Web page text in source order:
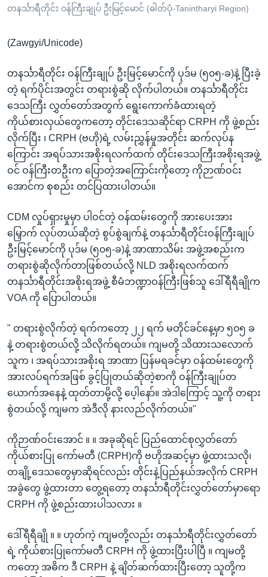
ကြည့်
ရှာဖွေ
နေရာ
သို့
ကျော်
ရန်
တနင်္သာရီတိုင်း ဝန်ကြီးချုပ် ဦးမြင့်မောင် (ဓါတ်ပုံ-Tanintharyi Region)
(Zawgyi/Unicode)
တနင်္သာရီတိုင်း ဝန်ကြီးချုပ် ဦးမြင့်မောင်ကို ပုဒ်မ (၅၀၅-ခ)နဲ့ ပြီးခဲ့
တဲ့ ရက်ပိုင်းအတွင်း တရားစွဲဆို လိုက်ပါတယ်။ တနင်္သာရီတိုင်း
ဒေသကြီး လွှတ်တော်အတွက် ရွေးကောက်ခံထားရတဲ့
ကိုယ်စားလှယ်တွေကတော့ တိုင်းဒေသဆိုင်ရာ CRPH ကို ဖွဲ့စည်း
လိုက်ပြီး ၊ CRPH (ဗဟို)ရဲ့ လမ်းညွှန်မှုအတိုင်း ဆက်လုပ်န
ကြောင်း အရပ်သားအစိုးရလက်ထက် တိုင်းဒေသကြီးအစိုးရအဖွဲ့
ဝင် ဝန်ကြီးတဦးက ပြောတဲ့အကြောင်းကိုတော့ ကိုဉာဏ်ဝင်း
အောင်က စုစည်း တင်ပြထားပါတယ်။
CDM လှုပ်ရှားမှုမှာ ပါဝင်တဲ့ ဝန်ထမ်းတွေကို အားပေးအား
မြှောက် လုပ်တယ်ဆိုတဲ့ စွပ်စွဲချက်နဲ့ တနင်္သာရီတိုင်းဝန်ကြီးချုပ်
ဦးမြင့်မောင်ကို ပုဒ်မ (၅၀၅-ခ)နဲ့ အာဏာသိမ်း အဖွဲ့အစည်းက
တရားစွဲဆိုလိုက်တာဖြစ်တယ်လို့ NLD အစိုးရလက်ထက်
တနင်္သာရီတိုင်းအစိုးရအဖွဲ့ စီမံဘဏ္ဍာဝန်ကြီးဖြစ်သူ ဒေါ်ရီရီချိုက
VOA ကို ပြောပါတယ်။
" တရားစွဲလိုက်တဲ့ ရက်ကတော့ ၂၂ ရက် မတိုင်ခင်နေ့မှာ ၅၀၅ ခ
နဲ့ တရားစွဲတယ်လို့ သိလိုက်ရတယ်။ ကျမတို့ သိထားသလောက်
သူက ၊ အရပ်သားအစိုးရ အာဏာ ပြန်မရခင်မှာ ဝန်ထမ်းတွေကို
အားလပ်ရက်အဖြစ် ခွင့်ပြုတယ်ဆိုတဲ့စာကို ဝန်ကြီးချုပ်တ
ယောက်အနေနဲ့ ထုတ်တာမို့လို့ ပေ့ါနော်။ အဲဒါကြောင့် သူ့ကို တရား
စွဲတယ်လို့ ကျမက အဲဒီလို နားလည်လိုက်တယ်။"
ကိုဉာဏ်ဝင်းအောင် ။ ။ အခုဆိုရင် ပြည်ထောင်စုလွှတ်တော်
ကိုယ်စားပြု ကော်မတီ (CRPH)ကို ဗဟိုအဆင့်မှာ ဖွဲ့ထားသလို၊
တချို့ဒေသတွေမှာဆိုရင်လည်း တိုင်းနဲ့ပြည်နယ်အလိုက် CRPH
အခွဲတွေ ဖွဲ့ထားတာ တွေ့ရတော့ တနင်္သာရီတိုင်းလွှတ်တော်မှာရော
CRPH ကို ဖွဲ့စည်းထားပါသလား ။
ဒေါ်ရီရီချို ။ ။ ဟုတ်ကဲ့ ကျမတို့လည်း တနင်္သာရီတိုင်းလွှတ်တော်
ရဲ့ ကိုယ်စားပြုကော်မတီ CRPH ကို ဖွဲ့ထားပြီးပါပြီ ။ ကျမတို့
ကတော့ အဓိက ဒီ CRPH နဲ့ ချိတ်ဆက်ထားပြီးတော့ သူတို့က